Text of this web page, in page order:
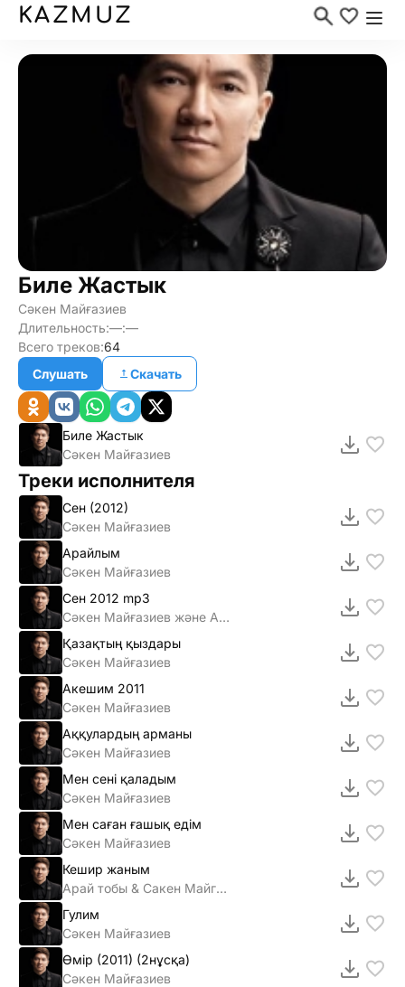
KAZMUZ
Биле Жастык
Сәкен Майғазиев
Длительность:—:—
Всего треков:64
Слушать
Скачать
Биле Жастык
Сәкен Майғазиев
Треки исполнителя
Сен (2012)
Сәкен Майғазиев
Арайлым
Сәкен Майғазиев
Сен 2012 mp3
Сәкен Майғазиев және Арай тобы
Қазақтың қыздары
Сәкен Майғазиев
Акешим 2011
Сәкен Майғазиев
Аққулардың арманы
Сәкен Майғазиев
Мен сенi қаладым
Сәкен Майғазиев
Мен саған ғашық едiм
Сәкен Майғазиев
Кешир жаным
Арай тобы & Сакен Майгазиев
Гулим
Сәкен Майғазиев
Өмiр (2011) (2нұсқа)
Сәкен Майғазиев